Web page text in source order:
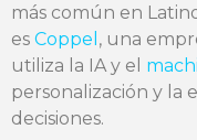
más común en
es Coppel , una
utiliza la IA y el
personalización y la
decisiones.